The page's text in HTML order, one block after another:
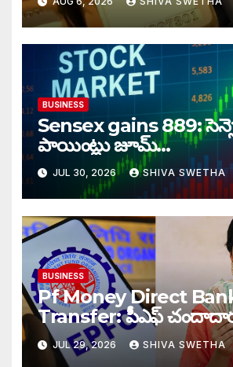
BUSINESS
Sensex gains 889:
పాయింట్లు జూమ్‌‌…
JUL 30, 2026 SHIVA SWETHA
BUSINESS
Pf Money Direct
Transfer: పీఎఫ్
ఊరట…
JUL 29, 2026 SHIVA SWETHA